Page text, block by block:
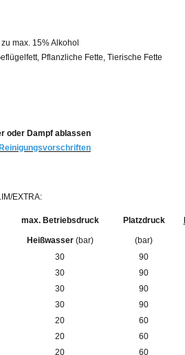
zu max. 15% Alkohol
Pflanzliche Fette, Tierische Fette
oder Dampf ablassen
Reinigungsvorschriften
EXTRA:
max. Betriebsdruck
Heißwasser (bar)
Platzdruck
(bar)
30
90
30
90
30
90
30
90
20
60
20
60
20 60